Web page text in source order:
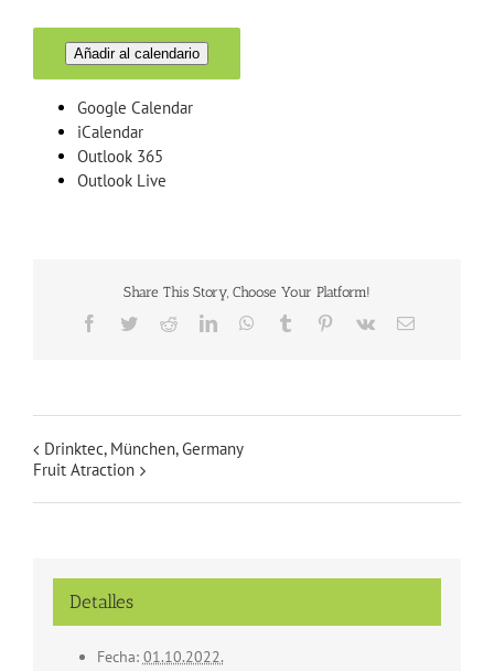
Añadir al calendario
Google Calendar
iCalendar
Outlook 365
Outlook Live
Share This Story, Choose Your Platform!
Facebook
TwitterRedditLinkedInWhatsApp
Tumblr Pinterest
Vk Email
Drinktec, München, Germany
Fruit Atraction
Detalles
Fecha: 01.10.2022.